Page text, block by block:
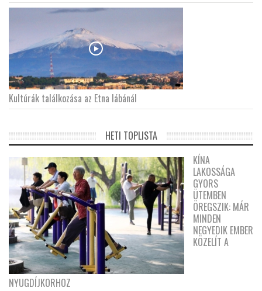
Kultúrák találkozása az Etna lábánál
HETI TOPLISTA
KÍNA
LAKOSSÁGA
GYORS
ÜTEMBEN
ÖREGSZIK: MÁR
MINDEN
NEGYEDIK EMBER
KÖZELÍT A
NYUGDÍJKORHOZ